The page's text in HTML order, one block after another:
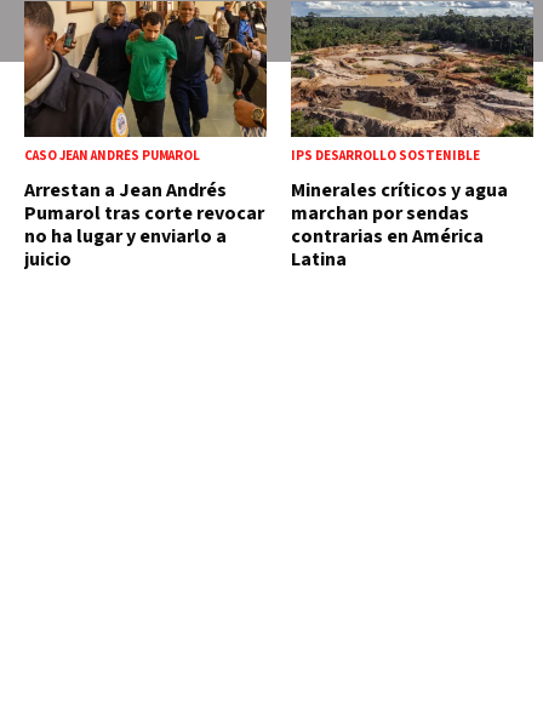
CASO JEAN ANDRÉS PUMAROL
Arrestan a Jean Andrés
Pumarol tras corte revocar
no ha lugar y enviarlo a
juicio
IPS DESARROLLO SOSTENIBLE
Minerales críticos y agua
marchan por sendas
contrarias en América
Latina